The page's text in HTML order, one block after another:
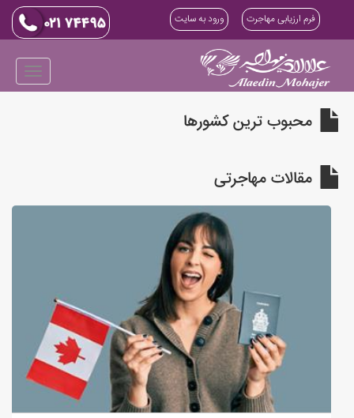
فرم ارزیابی مهاجرت ورود به سایت
محبوب ترین کشورها
مقالات مهاجرتی